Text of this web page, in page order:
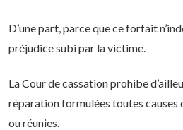
D’une part, parce que ce forfait
préjudice subi par la victime.
La Cour de cassation prohibe
réparation formulées toutes causes
ou réunies.